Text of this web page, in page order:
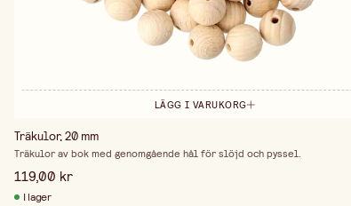
LÄGG I VARUKORG
Träkulor, 20 mm
Träkulor av bok med genomgående hål för slöjd och pyssel.
119,00 kr
I lager